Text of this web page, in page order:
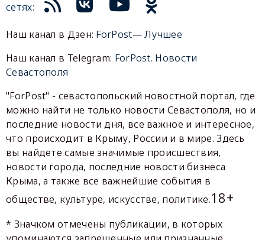
сетях:
Наш канал в Дзен: ForPost— Лучшее
Наш канал в Telegram: ForPost. Новости
Севастополя
"ForPost" - севастопольский новостной портал, где
можно найти не только новости Севастополя, но и
последние новости дня, все важное и интересное,
что происходит в Крыму, России и в мире. Здесь
вы найдете самые значимые происшествия,
новости города, последние новости бизнеса
Крыма, а также все важнейшие события в
обществе, культуре, искусстве, политике.18+
* Значком отмечены публикации, в которых